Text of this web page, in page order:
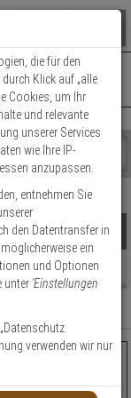
leer.
Fertig
8:00 - 14:00 Uhr
die für den
Klick auf „alle
Cookies, um Ihr
und relevante
unserer Services
wie Ihre IP-
anzupassen.
entnehmen Sie
den Datentransfer in
ein
und Optionen
unter 'Einstellungen
verwenden wir nur